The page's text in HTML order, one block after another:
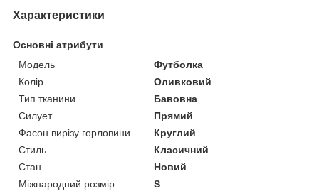
Характеристики
Основні атрибути
Модель
Футболка
Колір
Оливковий
Тип тканини
Бавовна
Силует
Прямий
Фасон вирізу горловини
Круглий
Стиль
Класичний
Стан
Новий
Міжнародний розмір
S